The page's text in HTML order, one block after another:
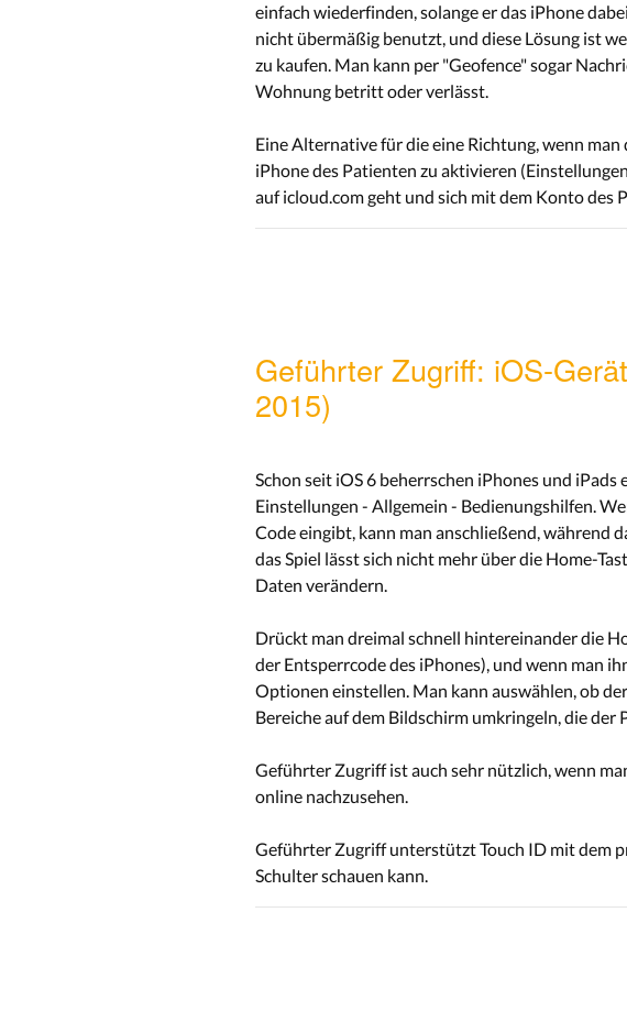
einfach wiederfinden, solange er das iPhone
nicht übermäßig benutzt, und diese Lösung ist
zu kaufen. Man kann per "Geofence" sogar
Wohnung betritt oder verlässt.
Eine Alternative für die eine Richtung, wenn
iPhone des Patienten zu aktivieren
auf icloud.com geht und sich mit dem Konto des
Geführter Zugriff: iOS-
2015)
Schon seit iOS 6 beherrschen iPhones und
Einstellungen - Allgemein - Bedienungshilfen.
Code eingibt, kann man anschließend, während
das Spiel lässt sich nicht mehr über die Home-
Daten verändern.
Drückt man dreimal schnell hintereinander die
der Entsperrcode des iPhones), und wenn man
Optionen einstellen. Man kann auswählen, ob
Bereiche auf dem Bildschirm umkringeln, die
Geführter Zugriff ist auch sehr nützlich, wenn
online nachzusehen.
Geführter Zugriff unterstützt Touch ID mit dem
Schulter schauen kann.